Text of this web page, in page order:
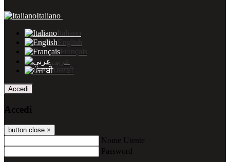
Italiano
Italiano
English
Français
عربى
ਪੰਜਾਬੀ
Accedi
Accedi
button close ×
Nome Utente
Password